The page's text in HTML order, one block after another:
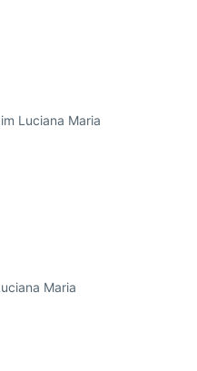
Luciana Maria
Maria